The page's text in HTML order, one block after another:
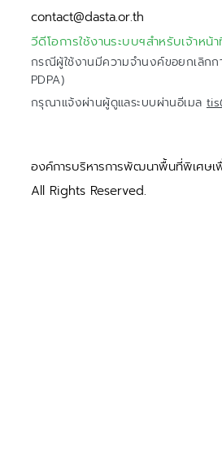
contact@dasta.or.th
วีดีโอการใช้งานระบบฯสำหรับเจ้าหน้
กรณีผู้ใช้งานมีความจำนงค์ขอยกเลิก
PDPA)
กรุณาแจ้งผ่านผู้ดูแลระบบผ่านอีเมล
องค์การบริหารการพัฒนาพื้นที่พิเศษเ
All Rights Reserved.